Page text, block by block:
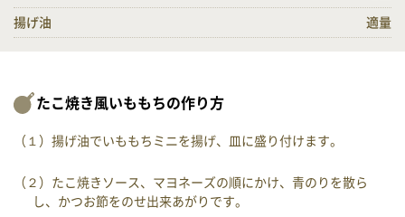
揚げ油 適量
たこ焼き風いももちの作り方
（１）揚げ油でいももちミニを揚げ、皿に盛り付けます。
（２）たこ焼きソース、マヨネーズの順にかけ、青のりを散ら
し、かつお節をのせ出来あがりです。